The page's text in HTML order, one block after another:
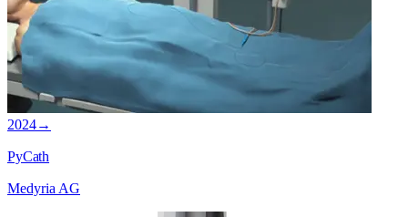
2024→
PyCath
Medyria AG